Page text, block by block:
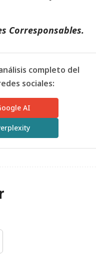
Corresponsables.
completo del
sociales:
AI